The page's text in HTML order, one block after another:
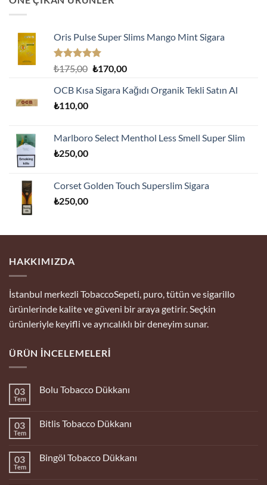
Oris Pulse Super Slims Mango Mint Sigara
5 üzerinden
oy
aldı
₺175,00 Orijinal
₺175,00.
₺170,00Şu
fiyat:
OCB Kısa Sigara Kağıdı Organik Tekli Satın Al
₺110,00
Marlboro Select Menthol Less Smell Super Slim
₺250,00
Corset Golden Touch Superslim Sigara
₺250,00
HAKKIMIZDA
İstanbul merkezli TobaccoSepeti, puro, tütün ve sigarillo
ürünlerinde kalite ve güveni bir araya getirir. Seçkin
ürünleriyle keyifli ve ayrıcalıklı bir deneyim sunar.
ÜRÜN İNCELEMELERI
03
Tem
Bolu Tobacco Dükkanı
Tobacco
03
Tem
Bitlis Tobacco Dükkanı
Tobacco
03
Tem
Bingöl Tobacco Dükkanı